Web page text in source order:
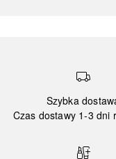
Szybka
Czas dostawy 1-3 dni